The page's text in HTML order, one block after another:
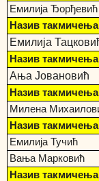
Емилија Ђорђевић
Назив
Емилија
Назив
Ања Јовановић
Назив
Милена
Назив
Емилија Тучић
Вања Марковић
Назив